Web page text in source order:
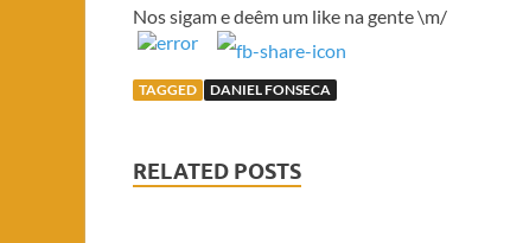
Nos sigam e deêm um like na gente \m/
TAGGED DANIEL FONSECA
RELATED POSTS